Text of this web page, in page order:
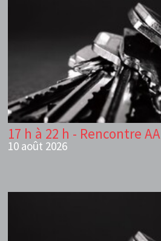
17 h à 22 h - Rencontre AA
10 août 2026